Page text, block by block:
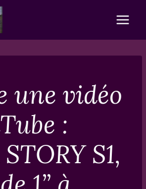
une vidéo
:
S1,